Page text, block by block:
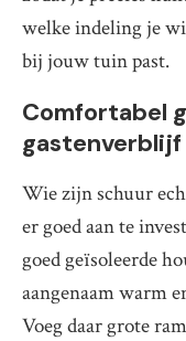
welke indeling je
bij jouw tuin past.
Comfortabel
gastenverblijf
Wie zijn schuur
er goed aan te
goed geïsoleerde
aangenaam warm
Voeg daar grote